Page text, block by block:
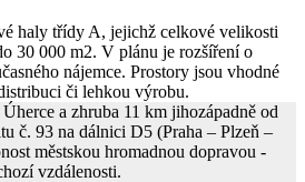
haly třídy A, jejichž celkové velikosti
30 000 m2. V plánu je rozšíření o
nájemce. Prostory jsou vhodné
či lehkou výrobu.
a zhruba 11 km jihozápadně od
č. 93 na dálnici D5 (Praha – Plzeň –
městskou hromadnou dopravou -
vzdálenosti.